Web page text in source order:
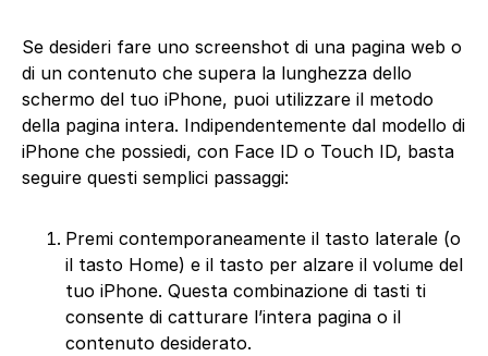
Se desideri fare uno screenshot di una pagina web o
di un contenuto che supera la lunghezza dello
schermo del tuo iPhone, puoi utilizzare il metodo
della pagina intera. Indipendentemente dal modello di
iPhone che possiedi, con Face ID o Touch ID, basta
seguire questi semplici passaggi:
Premi contemporaneamente il tasto laterale (o
il tasto Home) e il tasto per alzare il volume del
tuo iPhone. Questa combinazione di tasti ti
consente di catturare l’intera pagina o il
contenuto desiderato.